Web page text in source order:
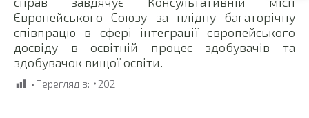
Європейського Союзу за плідну багаторічну
співпрацю в сфері інтеграції європейського
досвіду в освітній процес здобувачів та
здобувачок вищої освіти.
Переглядів: 202